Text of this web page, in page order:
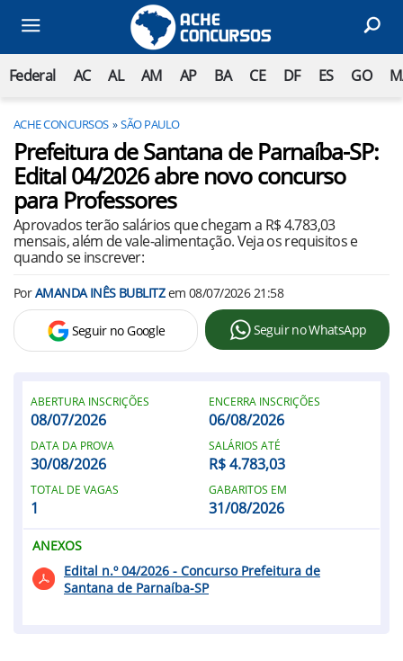
Federal AC AL AM AP BA CE DF ES GO
ACHE CONCURSOS SÃO PAULO
Prefeitura de Santana de Parnaíba-SP:
Edital 04/2026 abre novo concurso
para Professores
Aprovados terão salários que chegam a R$ 4.783,03
mensais, além de vale-alimentação. Veja os requisitos e
quando se inscrever:
PorAMANDA INÊS BUBLITZem 08/07/2026 21:58
Seguir no Google Seguir no WhatsApp
ABERTURA INSCRIÇÕES
08/07/2026
ENCERRA INSCRIÇÕES
06/08/2026
DATA DA PROVA
30/08/2026
SALÁRIOS ATÉ
R$ 4.783,03
TOTAL DE VAGAS
1
GABARITOS EM
31/08/2026
ANEXOS
Edital n.º 04/2026 - Concurso Prefeitura de
Santana de Parnaíba-SP